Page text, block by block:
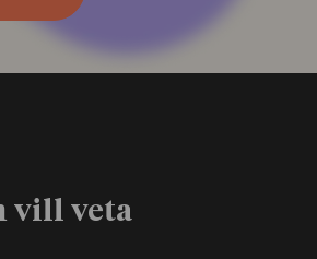
vill veta